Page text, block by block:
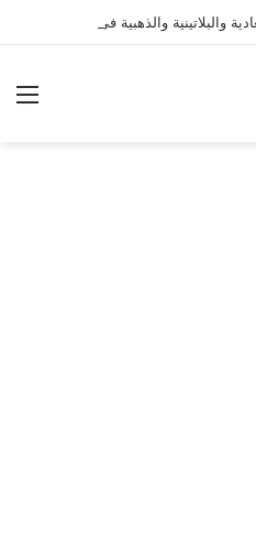
والبلاتينية والذهبية في السعودية